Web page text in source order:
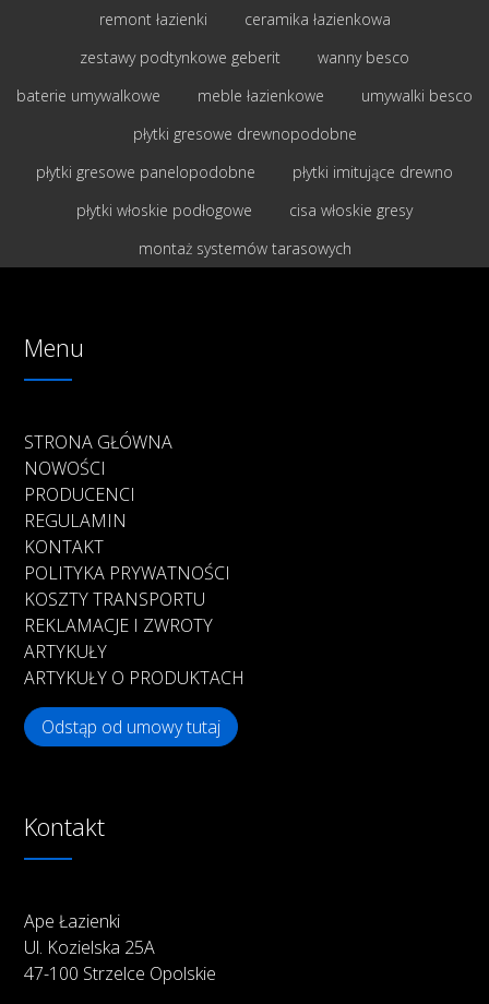
remont łazienki
ceramika łazienkowa
zestawy podtynkowe geberit
wanny besco
baterie umywalkowe
meble łazienkowe
umywalki besco
płytki gresowe drewnopodobne
płytki gresowe panelopodobne
płytki imitujące drewno
płytki włoskie podłogowe
cisa włoskie gresy
montaż systemów tarasowych
Menu
STRONA GŁÓWNA
NOWOŚCI
PRODUCENCI
REGULAMIN
KONTAKT
POLITYKA PRYWATNOŚCI
KOSZTY TRANSPORTU
REKLAMACJE I ZWROTY
ARTYKUŁY
ARTYKUŁY O PRODUKTACH
Odstąp od umowy tutaj
Kontakt
Ape Łazienki
Ul. Kozielska 25A
47-100 Strzelce Opolskie